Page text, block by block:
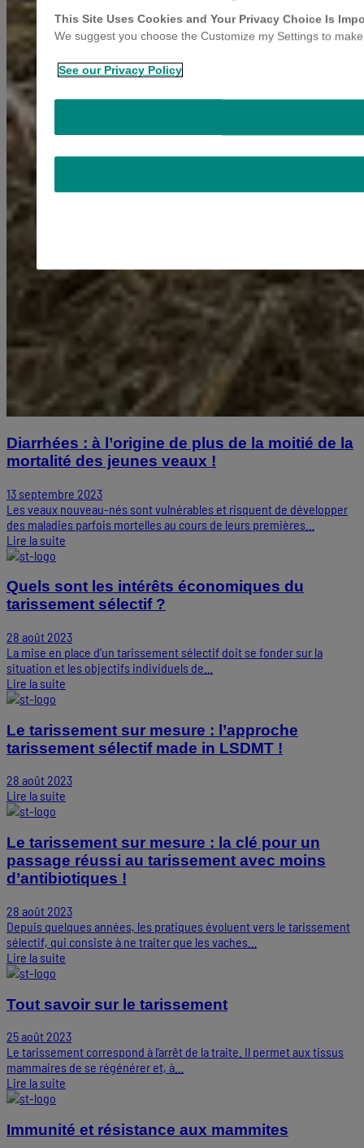
Diarrhées : à l’origine de plus de la moitié de la
mortalité des jeunes veaux !
13 septembre 2023
Les veaux nouveau-nés sont vulnérables et risquent de développer
des maladies parfois mortelles au cours de leurs premières…
Lire la suite
Quels sont les intérêts économiques du
tarissement sélectif ?
28 août 2023
La mise en place d’un tarissement sélectif doit se fonder sur la
situation et les objectifs individuels de…
Lire la suite
Le tarissement sur mesure : l’approche
tarissement sélectif made in LSDMT !
28 août 2023
Lire la suite
Le tarissement sur mesure : la clé pour un
passage réussi au tarissement avec moins
d’antibiotiques !
28 août 2023
Depuis quelques années, les pratiques évoluent vers le tarissement
sélectif, qui consiste à ne traiter que les vaches…
Lire la suite
Tout savoir sur le tarissement
25 août 2023
Le tarissement correspond à l’arrêt de la traite. Il permet aux tissus
mammaires de se régénérer et, à…
Lire la suite
Immunité et résistance aux mammites
This Site Uses Cookies and Your Privacy Choice Is
We suggest you choose the Customize my Settings to
See our Privacy Policy